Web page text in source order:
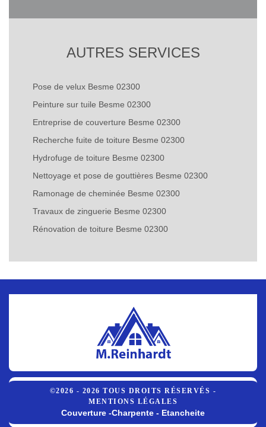
AUTRES SERVICES
Pose de velux Besme 02300
Peinture sur tuile Besme 02300
Entreprise de couverture Besme 02300
Recherche fuite de toiture Besme 02300
Hydrofuge de toiture Besme 02300
Nettoyage et pose de gouttières Besme 02300
Ramonage de cheminée Besme 02300
Travaux de zinguerie Besme 02300
Rénovation de toiture Besme 02300
©2026 - 2026 TOUS DROITS RÉSERVÉS -
MENTIONS LÉGALES
Couverture -Charpente - Etancheite